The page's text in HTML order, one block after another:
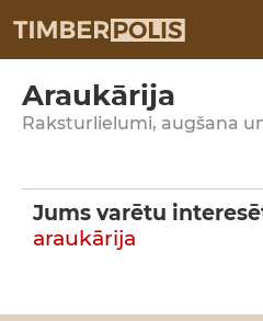
Araukārija
Raksturlielumi, augšana
Jums varētu
araukārija